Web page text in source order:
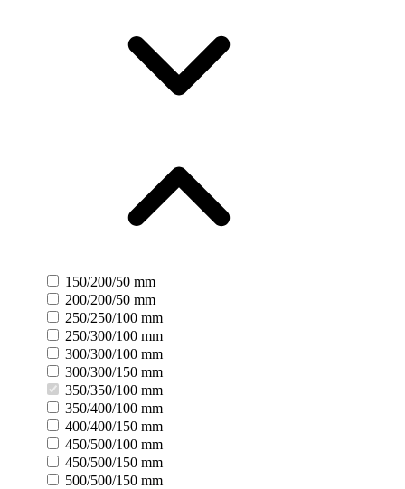
150/200/50 mm
200/200/50 mm
250/250/100 mm
250/300/100 mm
300/300/100 mm
300/300/150 mm
350/350/100 mm
350/400/100 mm
400/400/150 mm
450/500/100 mm
450/500/150 mm
500/500/150 mm